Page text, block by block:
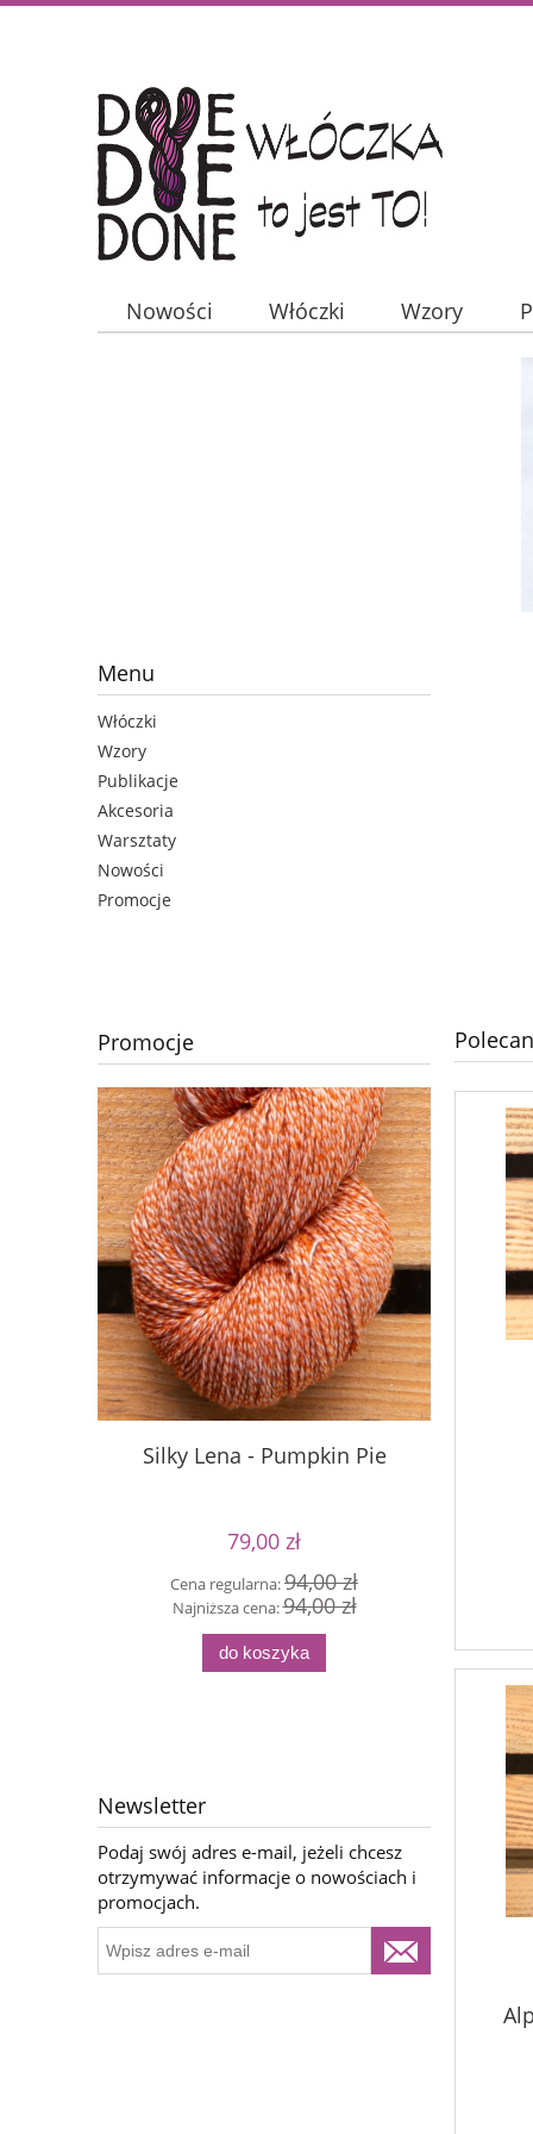
Nowości Włóczki Wzory
Menu
Włóczki
Wzory
Publikacje
Akcesoria
Warsztaty
Nowości
Promocje
Promocje
Silky Lena - Pumpkin Pie
79,00 zł
Cena regularna:94,00 zł
Najniższa cena:94,00 zł
do koszyka
Newsletter
Podaj swój adres e-mail, jeżeli chcesz
otrzymywać informacje o nowościach i
promocjach.